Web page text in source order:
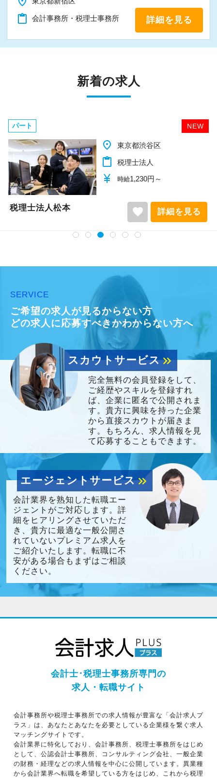
content_paste 会計事務所・税理士事務所 詳細を見る
新着の求人
NEW
パート
place 千葉県柏市
content_paste 税理士法人
currency_yen 時給1,140円～
税理士法人松本 favorite 詳細を見る
SERVICE
ご希望の求人が見るからない方
どの求人に応募すべきかわからない方へ
スカウトサービスkeyboard_double_arrow_right
完全無料の会員登録をして、
ご経歴やスキルを登録すれ
ば、企業に匿名で公開されま
す。貴方に興味を持った企業
から直接スカウトが届きま
す。もちろん、求人情報を見
て応募することもできます。
エージェントサービスkeyboard_double_arrow_right
会計業界を熟知した転職エー
ジェントがご対応します。詳
細をヒアリングさせていただ
き、貴方に最適な一般公開さ
れていないプレミアム求人を
ご紹介いたします。転職に不
安がある場合もまずはご相談
ください。
会計士･税理士事務所専門の
求人・転職サイト
会計事務所や税理士事務所での求人情報が豊富な「会計求人プ
ラス」は、あなたとあなたを必要としている企業様を繋ぐ求人
マッチングサイトです。
会計業界に特化しており、会計事務所、税理士事務所をはじめ
として、公認会計士事務所、コンサルティング会社、一般企業
の財務・経理などの求人情報を中心に公開しています。異業種
から会計業界へ転職を希望している方をはじめ、これから税理